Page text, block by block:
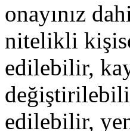
onayınız
nitelikli
edilebilir,
edilebilir,